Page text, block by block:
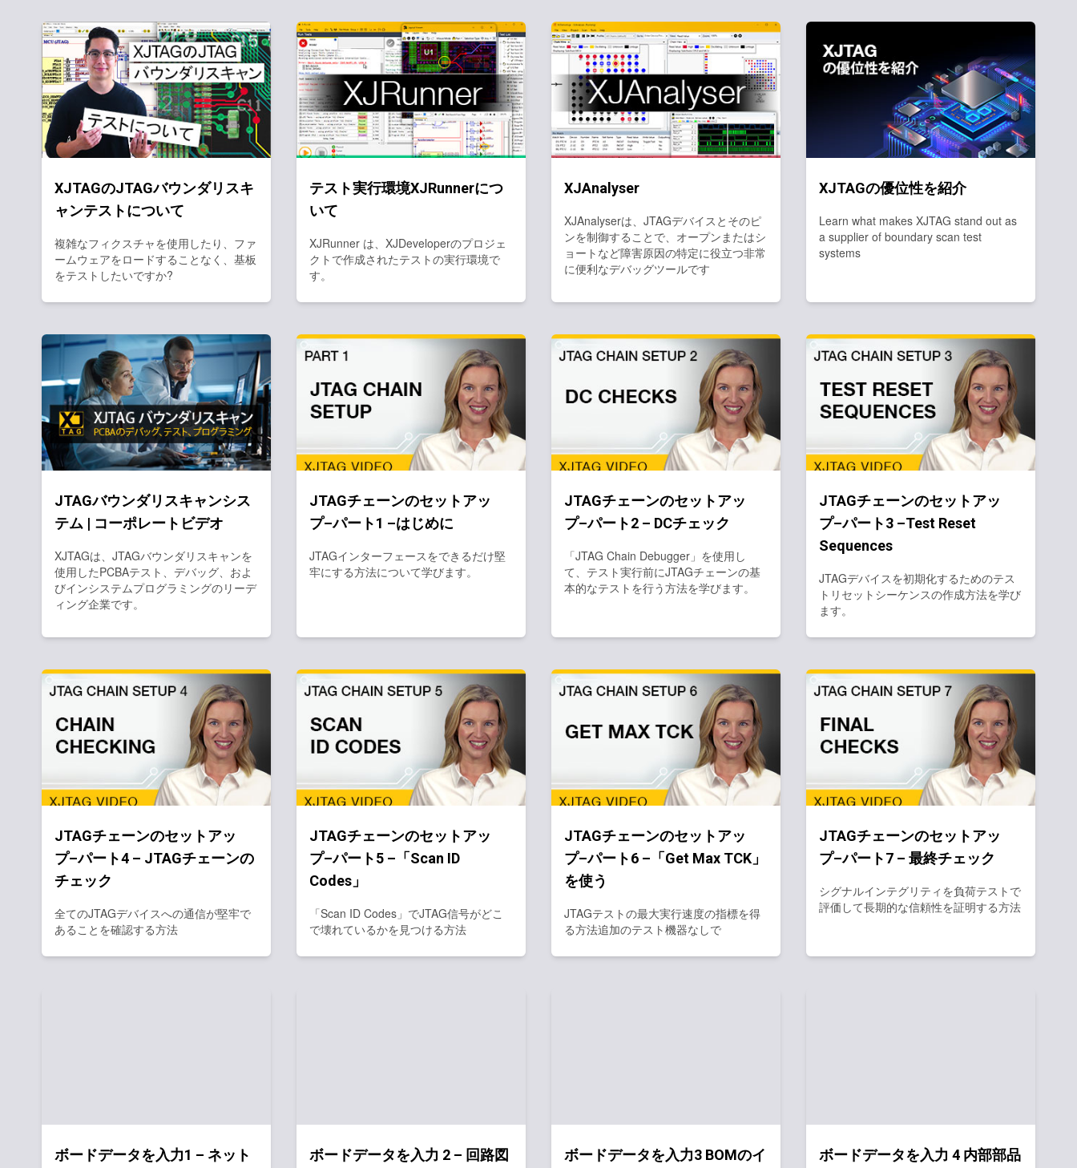
XJTAGのJTAGバウンダリスキ
ャンテストについて
複雑なフィクスチャを使用したり、ファ
ームウェアをロードすることなく、基板
をテストしたいですか?
テスト実行環境XJRunnerにつ
いて
XJRunner は、XJDeveloperのプロジェ
クトで作成されたテストの実行環境で
す。
XJAnalyser
XJAnalyserは、JTAGデバイスとそのピ
ンを制御することで、オープンまたはシ
ョートなど障害原因の特定に役立つ非常
に便利なデバッグツールです
XJTAGの優位性を紹介
Learn what makes XJTAG stand out as
a supplier of boundary scan test
systems
JTAGバウンダリスキャンシス
テム | コーポレートビデオ
XJTAGは、JTAGバウンダリスキャンを
使用したPCBAテスト、デバッグ、およ
びインシステムプログラミングのリーデ
ィング企業です。
JTAGチェーンのセットアッ
プ–パート1 –はじめに
JTAGインターフェースをできるだけ堅
牢にする方法について学びます。
JTAGチェーンのセットアッ
プ–パート2 – DCチェック
「JTAG Chain Debugger」を使用し
て、テスト実行前にJTAGチェーンの基
本的なテストを行う方法を学びます。
JTAGチェーンのセットアッ
プ–パート3 –Test Reset
Sequences
JTAGデバイスを初期化するためのテス
トリセットシーケンスの作成方法を学び
ます。
JTAGチェーンのセットアッ
プ–パート4 – JTAGチェーンの
チェック
全てのJTAGデバイスへの通信が堅牢で
あることを確認する方法
JTAGチェーンのセットアッ
プ–パート5 –「Scan ID
Codes」
「Scan ID Codes」でJTAG信号がどこ
で壊れているかを見つける方法
JTAGチェーンのセットアッ
プ–パート6 –「Get Max TCK」
を使う
JTAGテストの最大実行速度の指標を得
る方法追加のテスト機器なしで
JTAGチェーンのセットアッ
プ–パート7 – 最終チェック
シグナルインテグリティを負荷テストで
評価して長期的な信頼性を証明する方法
ボードデータを入力1 – ネット
ボードデータを入力 2 – 回路図
ボードデータを入力3 BOMのイ
ボードデータを入力 4 内部部品